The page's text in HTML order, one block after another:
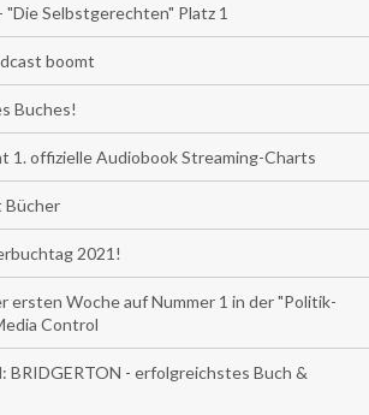
"Die Selbstgerechten" Platz 1
boomt
Buches!
1. offizielle Audiobook Streaming-Charts
Bücher
2021!
ersten Woche auf Nummer 1 in der "Politik-
Control
BRIDGERTON - erfolgreichstes Buch &